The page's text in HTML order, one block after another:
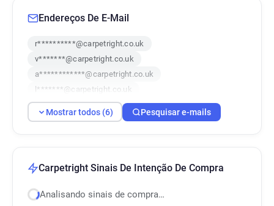
Endereços De E-Mail
r**********@carpetright.co.uk
v*******@carpetright.co.uk
a************@carpetright.co.uk
l*******@carpetright.co.uk
y************@carpetright.co.uk
u*******@carpetright.co.uk
Mostrar todos (6) Pesquisar e-mails
Carpetright Sinais De Intenção De Compra
Analisando sinais de compra…